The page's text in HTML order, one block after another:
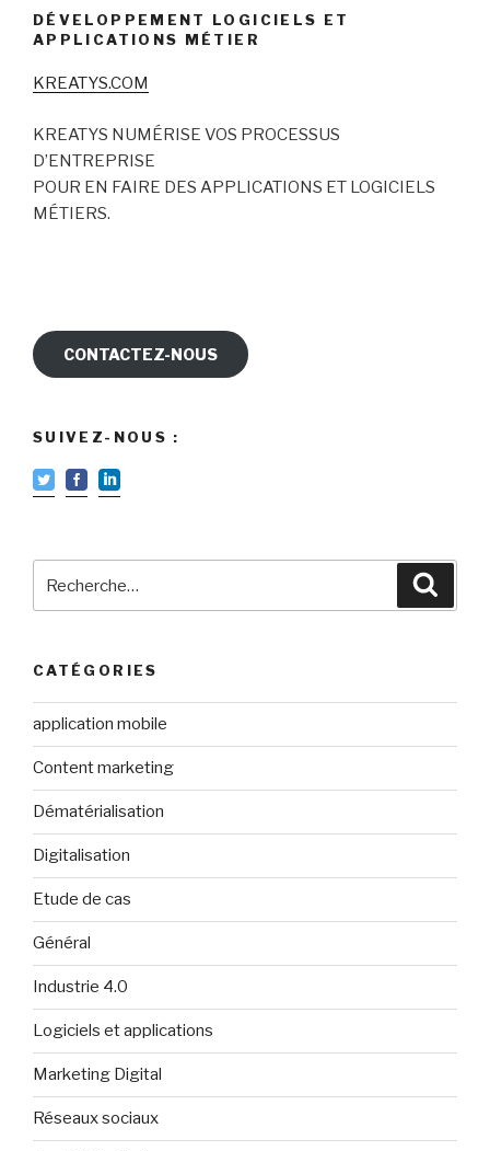
DÉVELOPPEMENT LOGICIELS ET
APPLICATIONS MÉTIER
KREATYS.COM
KREATYS NUMÉRISE VOS PROCESSUS
D’ENTREPRISE
POUR EN FAIRE DES APPLICATIONS ET LOGICIELS
MÉTIERS.
CONTACTEZ-NOUS
SUIVEZ-NOUS :
pour
CATÉGORIES
application mobile
Content marketing
Dématérialisation
Digitalisation
Etude de cas
Général
Industrie 4.0
Logiciels et applications
Marketing Digital
Réseaux sociaux